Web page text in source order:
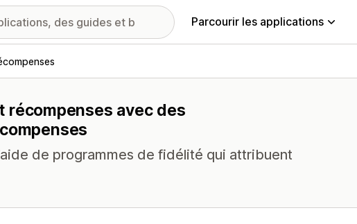
Parcourir les applications
récompenses avec des
de programmes de fidélité qui attribuent